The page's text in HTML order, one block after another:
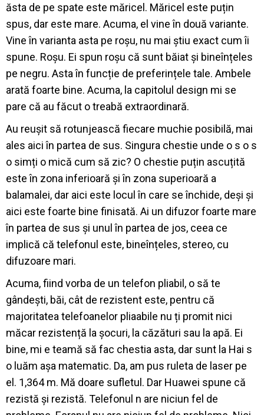
ăsta de pe spate este măricel. Măricel este puțin
spus, dar este mare. Acuma, el vine în două variante.
Vine în varianta asta pe roșu, nu mai știu exact cum îi
spune. Roșu. Ei spun roșu că sunt băiat și bineînțeles
pe negru. Asta în funcție de preferințele tale. Ambele
arată foarte bine. Acuma, la capitolul design mi se
pare că au făcut o treabă extraordinară.
Au reușit să rotunjească fiecare muchie posibilă, mai
ales aici în partea de sus. Singura chestie unde o s o s
o simți o mică cum să zic? O chestie puțin ascuțită
este în zona inferioară și în zona superioară a
balamalei, dar aici este locul în care se închide, deși și
aici este foarte bine finisată. Ai un difuzor foarte mare
în partea de sus și unul în partea de jos, ceea ce
implică că telefonul este, bineînțeles, stereo, cu
difuzoare mari.
Acuma, fiind vorba de un telefon pliabil, o să te
gândești, băi, cât de rezistent este, pentru că
majoritatea telefoanelor pliaabile nu ți promit nici
măcar rezistență la șocuri, la căzături sau la apă. Ei
bine, mi e teamă să fac chestia asta, dar sunt la Hai s
o luăm așa matematic. Da, am pus ruleta de laser pe
el. 1,364 m. Mă doare sufletul. Dar Huawei spune că
rezistă și rezistă. Telefonul n are niciun fel de